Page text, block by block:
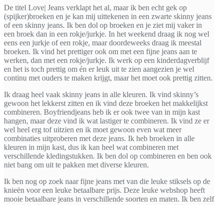
De titel Love| Jeans verklapt het al, maar ik ben echt gek op
(spijker)broeken en je kan mij uittekenen in een zwarte skinny jeans
of een skinny jeans. Ik ben dol op broeken en je ziet mij vaker in
een broek dan in een rokje/jurkje. In het weekend draag ik nog wel
eens een jurkje of een rokje, maar doordeweeks draag ik meestal
broeken. Ik vind het prettiger ook om met een fijne jeans aan te
werken, dan met een rokje/jurkje. Ik werk op een kinderdagverblijf
en het is toch prettig om én er leuk uit te zien aangezien je wel
continu met ouders te maken krijgt, maar het moet ook prettig zitten.
Ik draag heel vaak skinny jeans in alle kleuren. Ik vind skinny’s
gewoon het lekkerst zitten en ik vind deze broeken het makkelijkst
combineren. Boyfriendjeans heb ik er ook twee van in mijn kast
hangen, maar deze vind ik wat lastiger te combineren. Ik vind ze er
wel heel erg tof uitzien en ik moet gewoon even wat meer
combinaties uitproberen met deze jeans. Ik heb broeken in alle
kleuren in mijn kast, dus ik kan heel wat combineren met
verschillende kledingstukken. Ik ben dol op combineren en ben ook
niet bang om uit te pakken met diverse kleuren.
Ik ben nog op zoek naar fijne jeans met van die leuke stiksels op de
knieën voor een leuke betaalbare prijs. Deze leuke webshop heeft
mooie betaalbare jeans in verschillende soorten en maten. Ik ben zelf